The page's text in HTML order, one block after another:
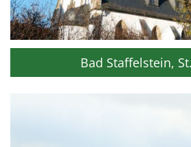
Bad Staffelstein,